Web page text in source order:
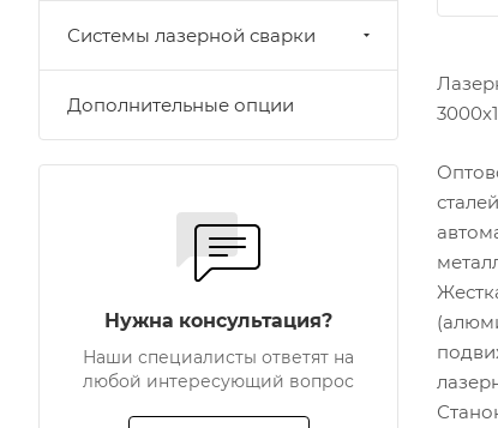
Системы лазерной сварки
Дополнительные опции
Нужна консультация?
Наши специалисты ответят на
любой интересующий вопрос